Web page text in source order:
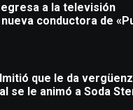
a la televisión
conductora de
que le da
se le animó a Soda